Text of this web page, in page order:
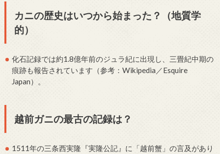
カニの歴史はいつから始まった？（地質学
的）
化石記録では約1.8億年前のジュラ紀に出現し、三畳紀中期の
痕跡も報告されています（参考：Wikipedia／Esquire
Japan）。
越前ガニの最古の記録は？
1511年の三条西実隆『実隆公記』に「越前蟹」の言及があり